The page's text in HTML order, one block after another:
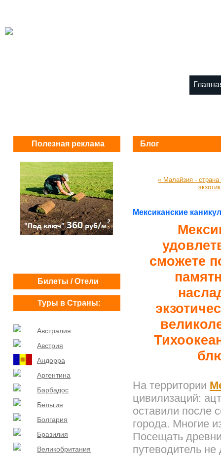
Полезная реклама
Билеты / Отели
Туры в Страны:
Австралия
Австрия
Андорра
Аргентина
Барбадос
Бельгия
Болгария
Бразилия
Великобритания
Блог
« Малайзия - страна
Мексиканские
сможете
На территории
цивилизаций:
оставили после
города. Многие
Посещать
путеводитель